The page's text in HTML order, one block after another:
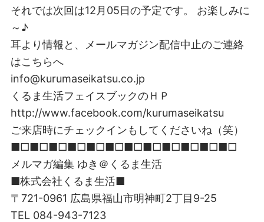
それでは次回は12月05日の予定です。 お楽しみに
～♪
耳より情報と、メールマガジン配信中止のご連絡
はこちらへ
info@kurumaseikatsu.co.jp
くるま生活フェイスブックのＨＰ
http://www.facebook.com/kurumaseikatsu
ご来店時にチェックインもしてくださいね（笑）
■□■□■□■□■□■□■□■□■□■□■□■□
メルマガ編集 ゆき＠くるま生活
■株式会社くるま生活■
〒721-0961 広島県福山市明神町2丁目9-25
TEL 084-943-7123